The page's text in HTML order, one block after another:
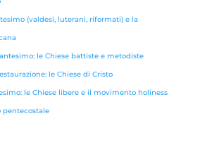
(valdesi, luterani, riformati) e la
le Chiese battiste e metodiste
le Chiese di Cristo
le Chiese libere e il movimento holiness
pentecostale